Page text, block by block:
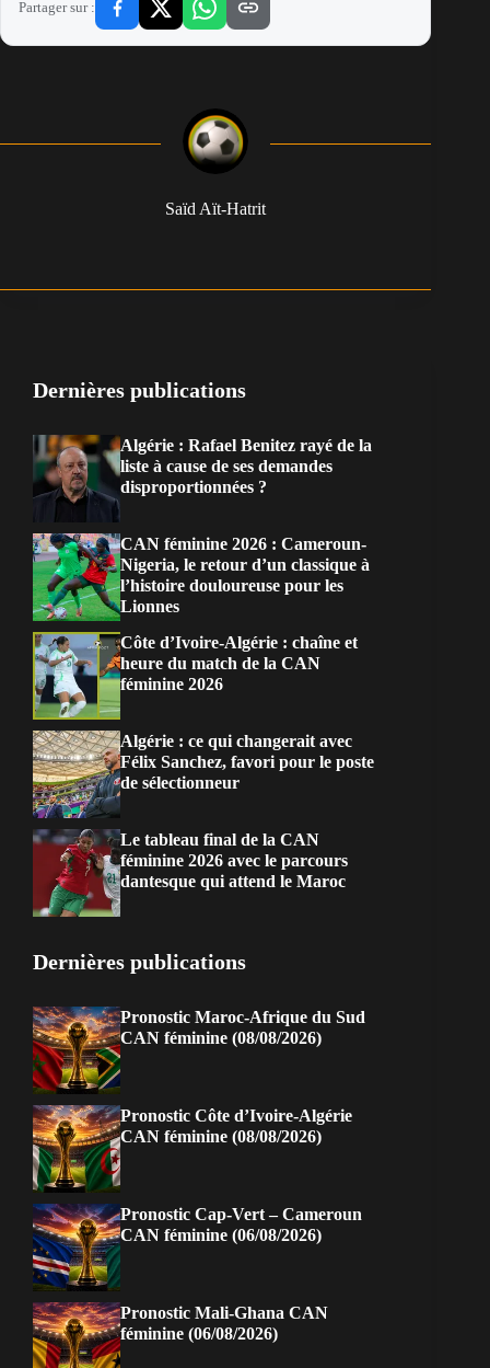
Partager sur :
Saïd Aït-Hatrit
Dernières publications
Algérie : Rafael Benitez rayé de la
liste à cause de ses demandes
disproportionnées ?
CAN féminine 2026 : Cameroun-
Nigeria, le retour d’un classique à
l’histoire douloureuse pour les
Lionnes
Côte d’Ivoire-Algérie : chaîne et
heure du match de la CAN
féminine 2026
Algérie : ce qui changerait avec
Félix Sanchez, favori pour le poste
de sélectionneur
Le tableau final de la CAN
féminine 2026 avec le parcours
dantesque qui attend le Maroc
Dernières publications
Pronostic Maroc-Afrique du Sud
CAN féminine (08/08/2026)
Pronostic Côte d’Ivoire-Algérie
CAN féminine (08/08/2026)
Pronostic Cap-Vert – Cameroun
CAN féminine (06/08/2026)
Pronostic Mali-Ghana CAN
féminine (06/08/2026)